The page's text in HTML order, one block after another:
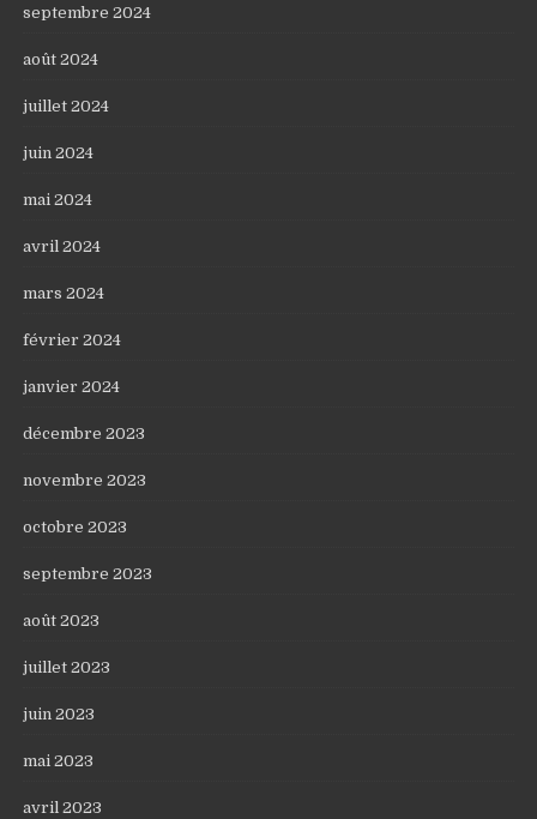
septembre 2024
août 2024
juillet 2024
juin 2024
mai 2024
avril 2024
mars 2024
février 2024
janvier 2024
décembre 2023
novembre 2023
octobre 2023
septembre 2023
août 2023
juillet 2023
juin 2023
mai 2023
avril 2023